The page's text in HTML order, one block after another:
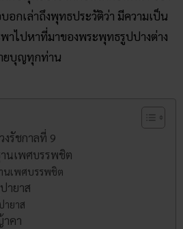
อกเล่าถึงพุทธประวัติว่า มีความเป็น
าไปหาที่มาของพระพุทธรูปปางต่าง
ยบุญทุกท่าน
งรัชกาลที่ 9
นเพศบรรพชิต
นเพศบรรพชิต
ายาส
ายาส
คา